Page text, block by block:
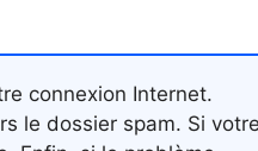
connexion Internet.
le dossier spam. Si votre